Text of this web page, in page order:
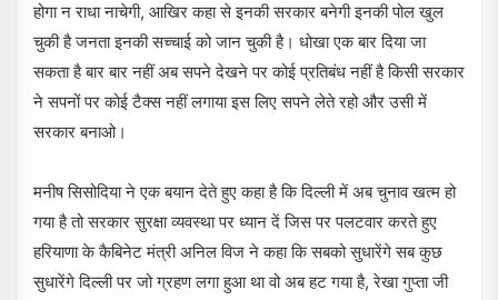
होगा न राधा नाचेगी, आखिर कहा से इनकी सरकार बनेगी इनकी पोल खुल
चुकी है जनता इनकी सच्चाई को जान चुकी है। धोखा एक बार दिया जा
सकता है बार बार नहीं अब सपने देखने पर कोई प्रतिबंध नहीं है किसी सरकार
ने सपनों पर कोई टैक्स नहीं लगाया इस लिए सपने लेते रहो और उसी में
सरकार बनाओ।
मनीष सिसोदिया ने एक बयान देते हुए कहा है कि दिल्ली में अब चुनाव खत्म हो
गया है तो सरकार सुरक्षा व्यवस्था पर ध्यान दें जिस पर पलटवार करते हुए
हरियाणा के कैबिनेट मंत्री अनिल विज ने कहा कि सबको सुधारेंगे सब कुछ
सुधारेंगे दिल्ली पर जो ग्रहण लगा हुआ था वो अब हट गया है, रेखा गुप्ता जी